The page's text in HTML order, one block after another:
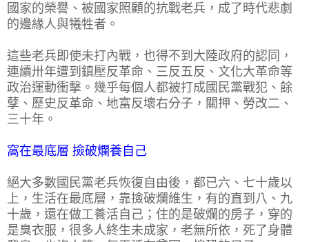
國家的榮譽、被國家照顧的抗戰老兵，成了時代悲劇
的邊緣人與犧牲者。
這些老兵即使未打內戰，也得不到大陸政府的認同，
連續卅年遭到鎮壓反革命、三反五反、文化大革命等
政治運動衝擊。幾乎每個人都被打成國民黨戰犯、餘
孽、歷史反革命、地富反壞右分子，關押、勞改二、
三十年。
窩在最底層 撿破爛養自己
絕大多數國民黨老兵恢復自由後，都已六、七十歲以
上，生活在最底層，靠撿破爛維生，有的直到八、九
十歲，還在做工養活自己；住的是破爛的房子，穿的
是臭衣服，很多人終生未成家，老無所依，死了身體